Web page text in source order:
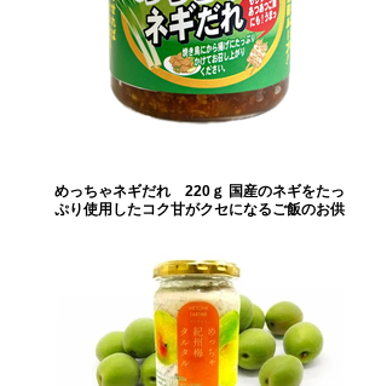
めっちゃネギだれ 220ｇ 国産のネギをたっ
ぷり使用したコク甘がクセになるご飯のお供